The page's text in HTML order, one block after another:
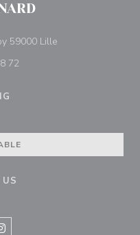
59000 Lille((opens in a new
72